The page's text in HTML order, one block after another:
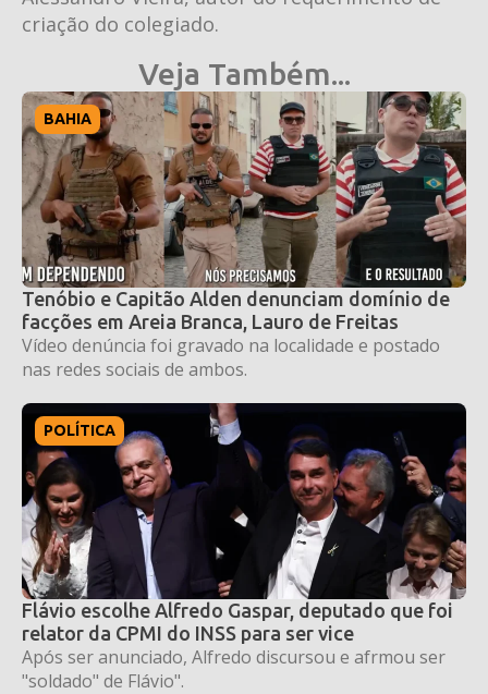
criação do colegiado.
Veja Também...
BAHIA
Tenóbio e Capitão Alden denunciam domínio de
facções em Areia Branca, Lauro de Freitas
Vídeo denúncia foi gravado na localidade e postado
nas redes sociais de ambos.
POLÍTICA
Flávio escolhe Alfredo Gaspar, deputado que foi
relator da CPMI do INSS para ser vice
Após ser anunciado, Alfredo discursou e afrmou ser
"soldado" de Flávio".